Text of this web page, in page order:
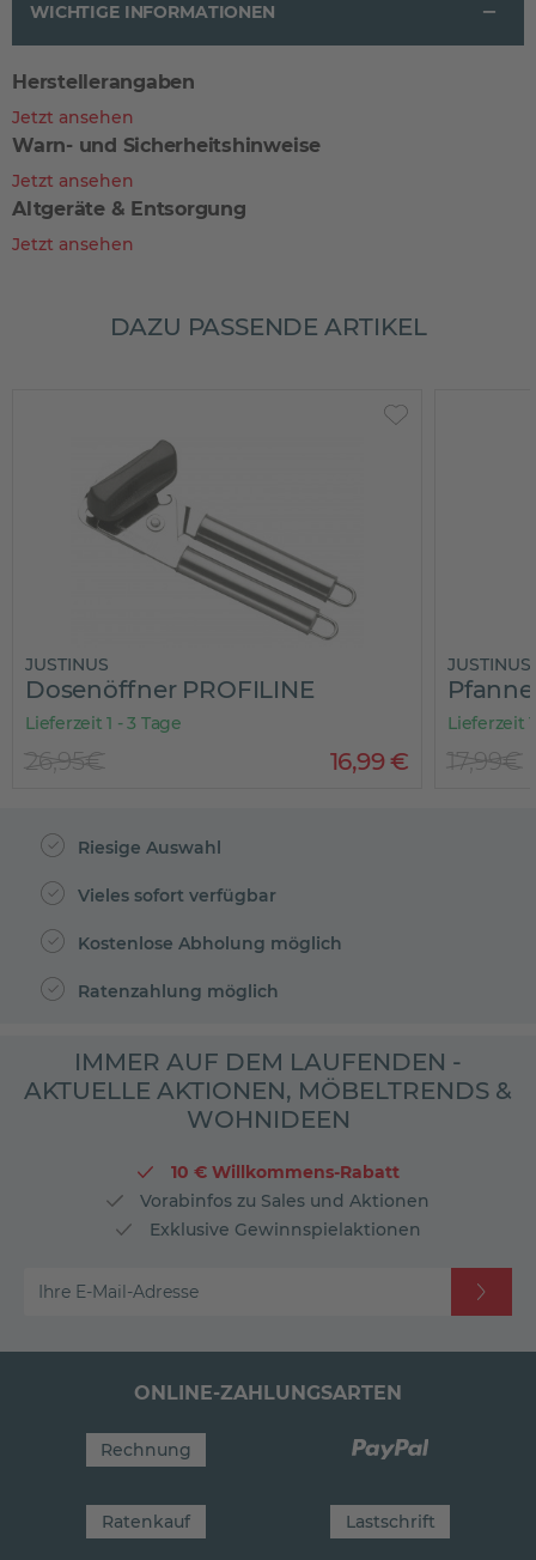
WICHTIGE INFORMATIONEN
Herstellerangaben
Jetzt ansehen
Warn- und Sicherheitshinweise
Jetzt ansehen
Altgeräte & Entsorgung
Jetzt ansehen
DAZU PASSENDE ARTIKEL
JUSTINUS
Dosenöffner PROFILINE
Lieferzeit 1 - 3 Tage
16,99€
26,95€
JUSTINUS
Lieferzeit
17,99€
Riesige Auswahl
Vieles sofort verfügbar
Kostenlose Abholung möglich
Ratenzahlung möglich
IMMER AUF DEM LAUFENDEN -
AKTUELLE AKTIONEN, MÖBELTRENDS &
WOHNIDEEN
10 € Willkommens-Rabatt
Vorabinfos zu Sales und Aktionen
Exklusive Gewinnspielaktionen
Ihre E-Mail-Adresse
ONLINE-ZAHLUNGSARTEN
Rechnung
Ratenkauf Lastschrift